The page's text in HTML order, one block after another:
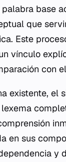
base
que
Este
vínculo
con
existente, el
en sus
y